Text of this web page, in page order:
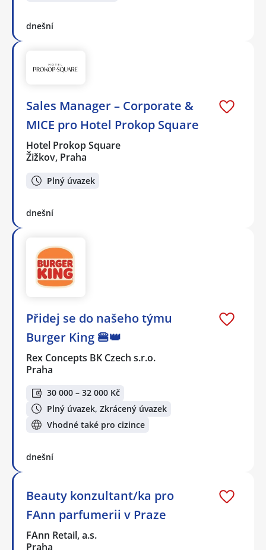
dnešní
Sales Manager – Corporate &
MICE pro Hotel Prokop Square
Hotel Prokop Square
Žižkov, Praha
Plný úvazek
dnešní
Přidej se do našeho týmu
Burger King 🍔👑
Rex Concepts BK Czech s.r.o.
Praha
30 000 – 32 000 Kč
Plný úvazek, Zkrácený úvazek
Vhodné také pro cizince
dnešní
Beauty konzultant/ka pro
FAnn parfumerii v Praze
FAnn Retail, a.s.
Praha